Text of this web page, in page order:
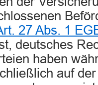
27 Abs. 1
deutsches
haben
auf